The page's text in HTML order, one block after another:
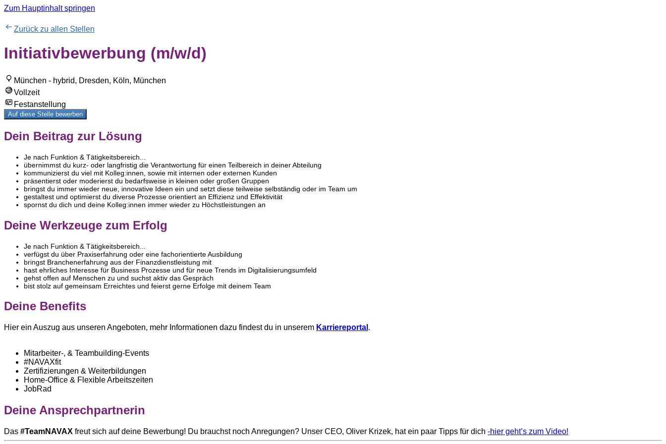
Zum Hauptinhalt springen
Zurück zu allen Stellen
Initiativbewerbung (m/w/d)
München - hybrid, Dresden, Köln, München
Vollzeit
Festanstellung
Auf diese Stelle bewerben
Dein Beitrag zur Lösung
Je nach Funktion & Tätigkeitsbereich...
übernimmst du kurz- oder langfristig die Verantwortung für einen Teilbereich in deiner Abteilung
kommunizierst du viel mit Kolleg:innen, sowie mit internen oder externen Kunden
präsentierst oder moderierst du bedarfsweise in kleinen oder großen Gruppen
bringst du immer wieder neue, innovative Ideen ein und setzt diese teilweise selbständig oder im Team um
gestaltest und optimierst du diverse Prozesse orientiert an Effizienz und Effektivität
spornst du dich und deine Kolleg:innen immer wieder zu Höchstleistungen an
Deine Werkzeuge zum Erfolg
Je nach Funktion & Tätigkeitsbereich...
verfügst du über Praxiserfahrung oder eine fachorientierte Ausbildung
bringst Branchenerfahrung aus der Finanzdienstleistung mit
hast ehrliches Interesse für Business Prozesse und für neue Trends im Digitalisierungsumfeld
gehst offen auf Menschen zu und suchst aktiv das Gespräch
bist stolz auf gemeinsam Erreichtes und feierst gerne Erfolge mit deinem Team
Deine Benefits
Hier ein Auszug aus unseren Angeboten, mehr Informationen dazu findest du in unserem Karriereportal .
Mitarbeiter-, & Teambuilding-Events
#NAVAXfit
Zertifizierungen & Weiterbildungen
Home-Office & Flexible Arbeitszeiten
JobRad
Deine Ansprechpartnerin
Das #TeamNAVAX freut sich auf deine Bewerbung! Du brauchst noch Anregungen? Unser CEO, Oliver Krizek, hat ein paar Tipps für dich -hier geht’s zum Video!